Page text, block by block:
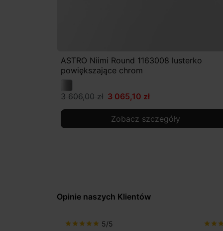
ASTRO Niimi Round 1163008 lusterko
powiększające chrom
3 606,00 zł 3 065,10 zł
Zobacz szczegóły
Opinie naszych Klientów
star star star star star 5/5 star star